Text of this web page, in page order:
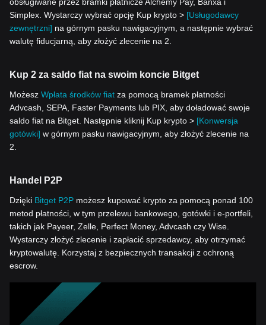
obsługiwane przez bramki płatnicze Alchemy Pay, Banxa i
Simplex. Wystarczy wybrać opcję Kup krypto > [Usługodawcy
zewnętrzni] na górnym pasku nawigacyjnym, a następnie wybrać
walutę fiducjarną, aby złożyć zlecenie na 2.
Kup 2 za saldo fiat na swoim koncie Bitget
Możesz Wpłata środków fiat za pomocą bramek płatności
Advcash, SEPA, Faster Payments lub PIX, aby doładować swoje
saldo fiat na Bitget. Następnie kliknij Kup krypto > [Konwersja
gotówki] w górnym pasku nawigacyjnym, aby złożyć zlecenie na
2.
Handel P2P
Dzięki Bitget P2P możesz kupować krypto za pomocą ponad 100
metod płatności, w tym przelewu bankowego, gotówki i e-portfeli,
takich jak Payeer, Zelle, Perfect Money, Advcash czy Wise.
Wystarczy złożyć zlecenie i zapłacić sprzedawcy, aby otrzymać
kryptowalutę. Korzystaj z bezpiecznych transakcji z ochroną
escrow.